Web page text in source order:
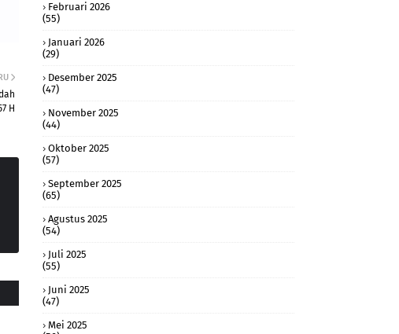
H
Februari 2026
(55)
Januari 2026
(29)
Desember 2025
(47)
November 2025
(44)
Oktober 2025
(57)
September 2025
(65)
Agustus 2025
(54)
Juli 2025
(55)
Juni 2025
(47)
Mei 2025